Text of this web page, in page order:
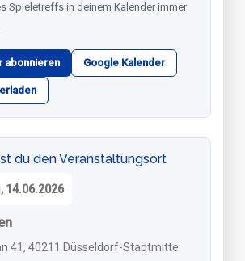
Spieletreffs in deinem Kalender immer
abonnieren Google Kalender
du den Veranstaltungsort
14.06.2026
41, 40211 Düsseldorf-Stadtmitte